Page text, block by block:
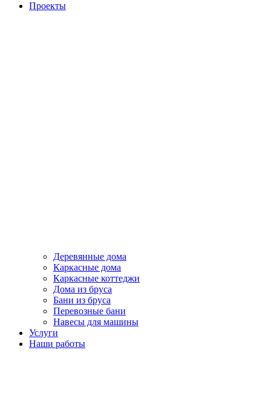
Проекты
Деревянные дома
Каркасные дома
Каркасные коттеджи
Дома из бруса
Бани из бруса
Перевозные бани
Навесы для машины
Услуги
Наши работы